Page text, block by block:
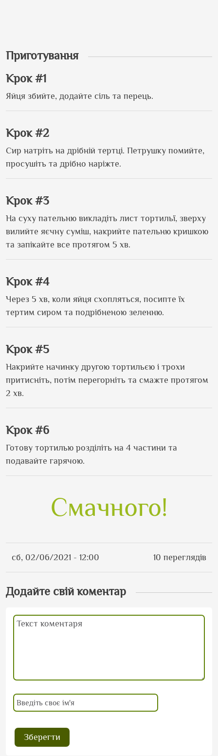
Приготування
Крок #1
Яйця збийте, додайте сіль та перець.
Крок #2
Сир натріть на дрібній тертці. Петрушку помийте,
просушіть та дрібно наріжте.
Крок #3
На суху пательню викладіть лист тортильї, зверху
вилийте яєчну суміш, накрийте пательню кришкою
та запікайте все протягом 5 хв.
Крок #4
Через 5 хв, коли яйця схопляться, посипте їх
тертим сиром та подрібненою зеленню.
Крок #5
Накрийте начинку другою тортильєю і трохи
притисніть, потім перегорніть та смажте протягом
2 хв.
Крок #6
Готову тортилью розділіть на 4 частини та
подавайте гарячою.
Смачного!
сб, 02/06/2021 - 12:00 10 переглядів
Додайте свій коментар